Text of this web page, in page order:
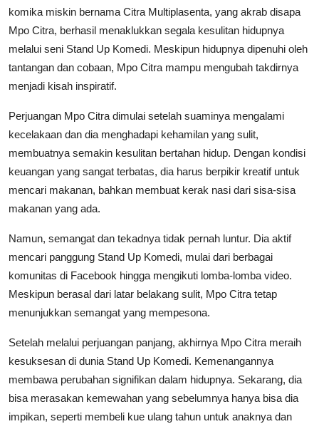
komika miskin bernama Citra Multiplasenta, yang akrab disapa
Mpo Citra, berhasil menaklukkan segala kesulitan hidupnya
melalui seni Stand Up Komedi. Meskipun hidupnya dipenuhi oleh
tantangan dan cobaan, Mpo Citra mampu mengubah takdirnya
menjadi kisah inspiratif.
Perjuangan Mpo Citra dimulai setelah suaminya mengalami
kecelakaan dan dia menghadapi kehamilan yang sulit,
membuatnya semakin kesulitan bertahan hidup. Dengan kondisi
keuangan yang sangat terbatas, dia harus berpikir kreatif untuk
mencari makanan, bahkan membuat kerak nasi dari sisa-sisa
makanan yang ada.
Namun, semangat dan tekadnya tidak pernah luntur. Dia aktif
mencari panggung Stand Up Komedi, mulai dari berbagai
komunitas di Facebook hingga mengikuti lomba-lomba video.
Meskipun berasal dari latar belakang sulit, Mpo Citra tetap
menunjukkan semangat yang mempesona.
Setelah melalui perjuangan panjang, akhirnya Mpo Citra meraih
kesuksesan di dunia Stand Up Komedi. Kemenangannya
membawa perubahan signifikan dalam hidupnya. Sekarang, dia
bisa merasakan kemewahan yang sebelumnya hanya bisa dia
impikan, seperti membeli kue ulang tahun untuk anaknya dan